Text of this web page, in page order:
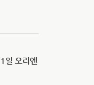
일 오리엔